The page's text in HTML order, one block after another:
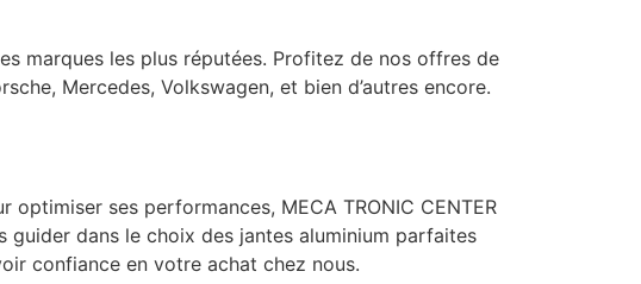
marques les plus réputées. Profitez de nos offres de
Mercedes, Volkswagen, et bien d’autres encore.
ses performances, MECA TRONIC CENTER
dans le choix des jantes aluminium parfaites
confiance en votre achat chez nous.